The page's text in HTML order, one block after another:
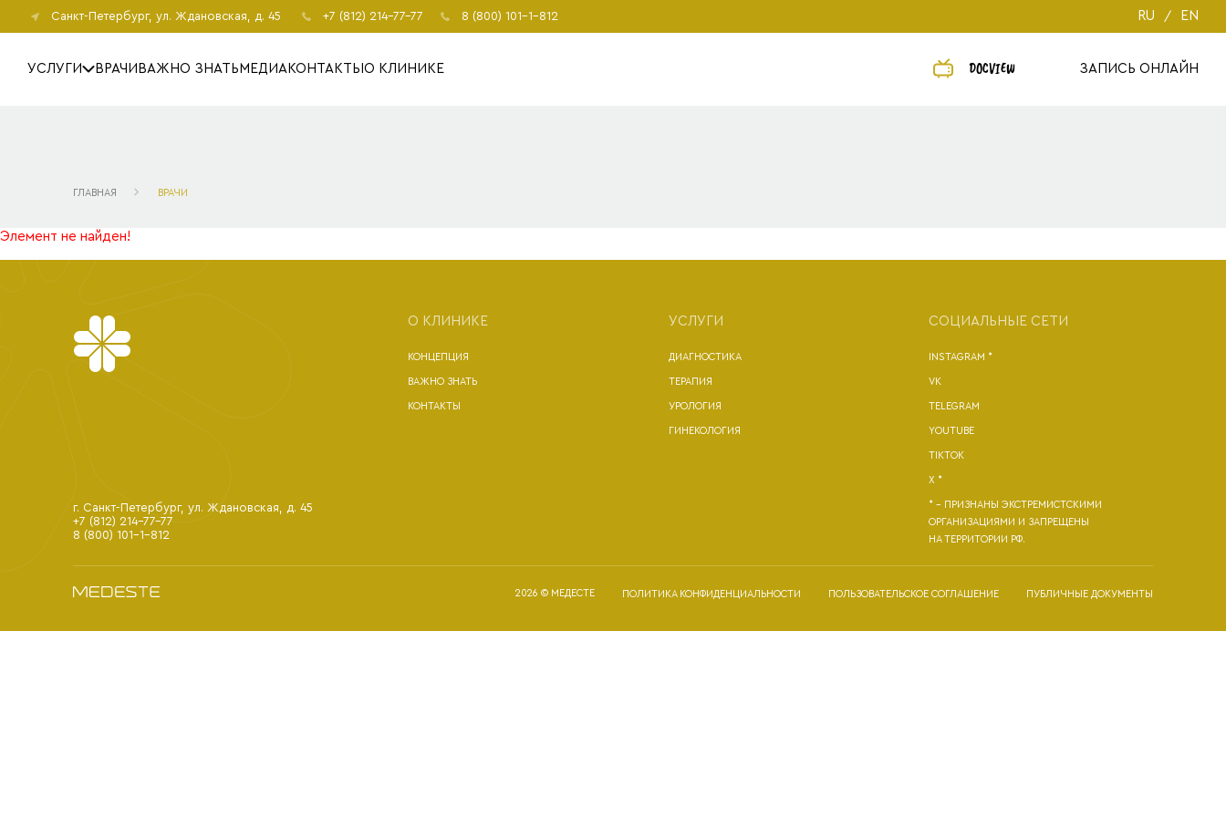
Санкт-Петербург, ул. Ждановская, д. 45 +7 (812) 214-77-77 8 (800) 101-1-812 RU EN
УСЛУГИ ВРАЧИ ВАЖНО ЗНАТЬ МЕДИА КОНТАКТЫ О КЛИНИКЕ DOCVIEW ЗАПИСЬ ОНЛАЙН
ГЛАВНАЯ ВРАЧИ
Элемент не найден!
г. Санкт-Петербург, ул. Ждановская, д. 45
+7 (812) 214-77-77
8 (800) 101-1-812
О КЛИНИКЕ
КОНЦЕПЦИЯ
ВАЖНО ЗНАТЬ
КОНТАКТЫ
УСЛУГИ
ДИАГНОСТИКА
ТЕРАПИЯ
УРОЛОГИЯ
ГИНЕКОЛОГИЯ
СОЦИАЛЬНЫЕ СЕТИ
INSTAGRAM *
VK
TELEGRAM
YOUTUBE
TIKTOK
X *
* - ПРИЗНАНЫ ЭКСТРЕМИСТСКИМИ
ОРГАНИЗАЦИЯМИ И ЗАПРЕЩЕНЫ
НА ТЕРРИТОРИИ РФ.
2026 © МЕДЕСТЕ ПОЛИТИКА КОНФИДЕНЦИАЛЬНОСТИ ПОЛЬЗОВАТЕЛЬСКОЕ СОГЛАШЕНИЕ ПУБЛИЧНЫЕ ДОКУМЕНТЫ